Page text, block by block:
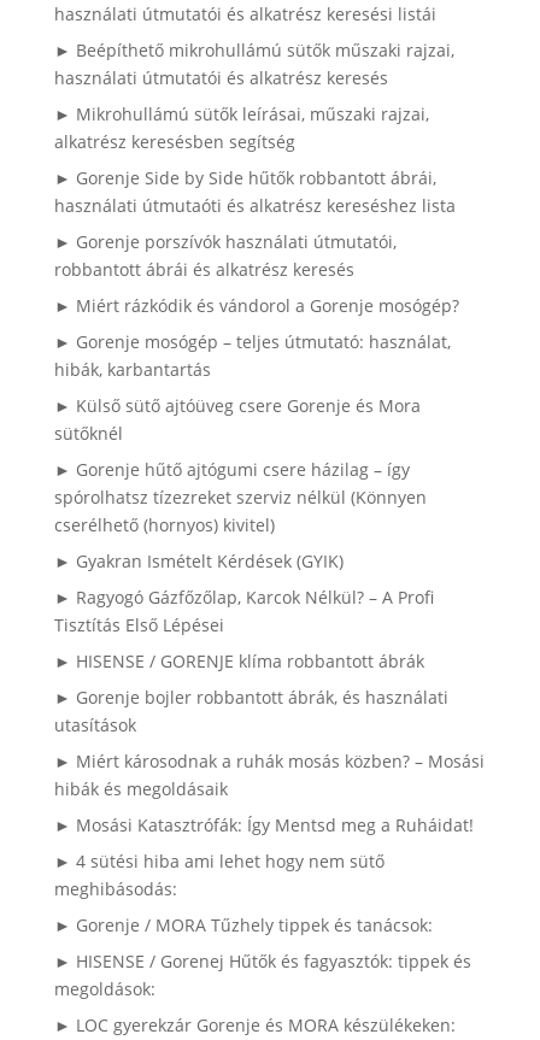
használati útmutatói és alkatrész keresési listái
► Beépíthető mikrohullámú sütők műszaki rajzai,
használati útmutatói és alkatrész keresés
► Mikrohullámú sütők leírásai, műszaki rajzai,
alkatrész keresésben segítség
► Gorenje Side by Side hűtők robbantott ábrái,
használati útmutaóti és alkatrész kereséshez lista
► Gorenje porszívók használati útmutatói,
robbantott ábrái és alkatrész keresés
► Miért rázkódik és vándorol a Gorenje mosógép?
► Gorenje mosógép – teljes útmutató: használat,
hibák, karbantartás
► Külső sütő ajtóüveg csere Gorenje és Mora
sütőknél
► Gorenje hűtő ajtógumi csere házilag – így
spórolhatsz tízezreket szerviz nélkül (Könnyen
cserélhető (hornyos) kivitel)
► Gyakran Ismételt Kérdések (GYIK)
► Ragyogó Gázfőzőlap, Karcok Nélkül? – A Profi
Tisztítás Első Lépései
► HISENSE / GORENJE klíma robbantott ábrák
► Gorenje bojler robbantott ábrák, és használati
utasítások
► Miért károsodnak a ruhák mosás közben? – Mosási
hibák és megoldásaik
► Mosási Katasztrófák: Így Mentsd meg a Ruháidat!
► 4 sütési hiba ami lehet hogy nem sütő
meghibásodás:
► Gorenje / MORA Tűzhely tippek és tanácsok:
► HISENSE / Gorenej Hűtők és fagyasztók: tippek és
megoldások:
► LOC gyerekzár Gorenje és MORA készülékeken: